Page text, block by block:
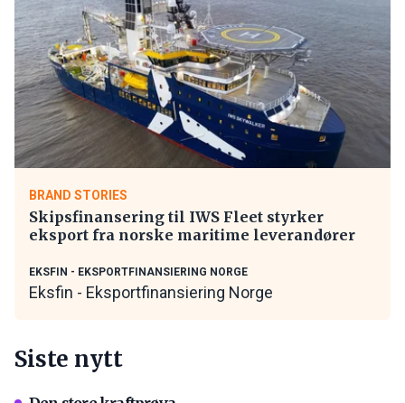
BRAND STORIES
Skipsfinansering til IWS Fleet styrker
eksport fra norske maritime leverandører
EKSFIN - EKSPORTFINANSIERING NORGE
Eksfin - Eksportfinansiering Norge
Siste nytt